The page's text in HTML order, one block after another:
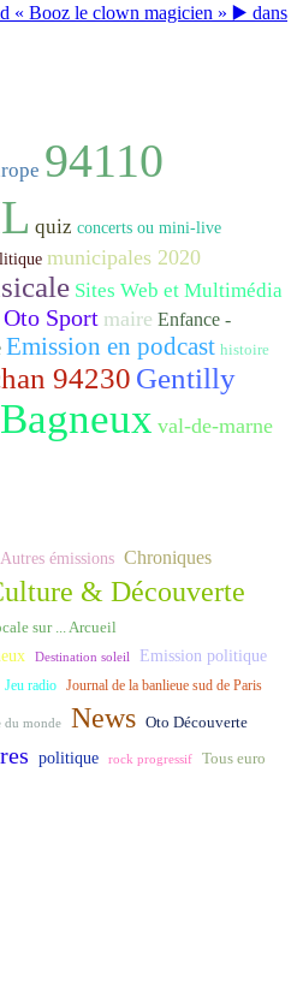
« Booz le clown magicien » ▶️ dans
94110
quiz concerts ou mini-live
municipales 2020
Sites Web et Multimédia
Oto Sport maire Enfance -
Emission en podcast histoire
94230 Gentilly
val-de-marne
Autres émissions Chroniques
& Découverte
sur ... Arcueil
Destination soleil Emission politique
Jeu radio Journal de la banlieue sud de Paris
du monde News Oto Découverte
politique rock progressif Tous euro